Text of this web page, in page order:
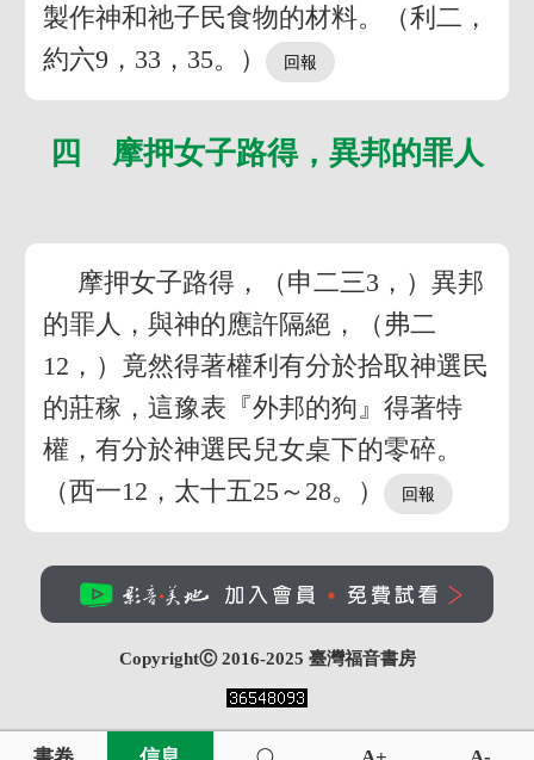
製作神和祂子民食物的材料。（利二，
約六9，33，35。）
四 摩押女子路得，異邦的罪人
摩押女子路得，（申二三3，）異邦
的罪人，與神的應許隔絕，（弗二
12，）竟然得著權利有分於拾取神選民
的莊稼，這豫表『外邦的狗』得著特
權，有分於神選民兒女桌下的零碎。
（西一12，太十五25～28。）
CopyrightⒸ 2016-2025 臺灣福音書房